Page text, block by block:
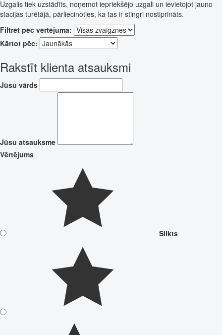
Uzgalis tiek uzstādīts, noņemot iepriekšējo uzgali un ievietojot jauno
stacijas turētājā, pārliecinoties, ka tas ir stingri nostiprināts.
Filtrēt pēc vērtējuma:
Kārtot pēc:
Rakstīt klienta atsauksmi
Jūsu vārds
Jūsu atsauksme
Vērtējums
Slikts